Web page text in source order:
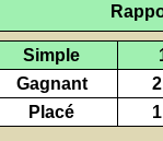
Simple
Gagnant
Placé